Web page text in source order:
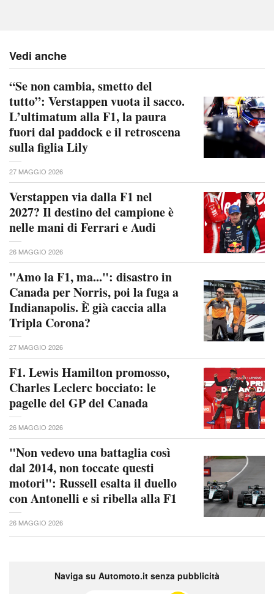
Vedi anche
“Se non cambia, smetto del
tutto”: Verstappen vuota il sacco.
L’ultimatum alla F1, la paura
fuori dal paddock e il retroscena
sulla figlia Lily
27 MAGGIO 2026
Verstappen via dalla F1 nel
2027? Il destino del campione è
nelle mani di Ferrari e Audi
26 MAGGIO 2026
"Amo la F1, ma...": disastro in
Canada per Norris, poi la fuga a
Indianapolis. È già caccia alla
Tripla Corona?
27 MAGGIO 2026
F1. Lewis Hamilton promosso,
Charles Leclerc bocciato: le
pagelle del GP del Canada
26 MAGGIO 2026
"Non vedevo una battaglia così
dal 2014, non toccate questi
motori": Russell esalta il duello
con Antonelli e si ribella alla F1
26 MAGGIO 2026
Naviga su Automoto.it senza pubblicità